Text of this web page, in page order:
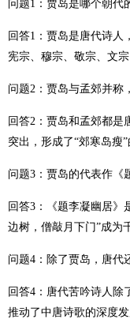
问题1：贾岛是哪个朝代
回答1：贾岛是唐代诗人
宪宗、穆宗、敬宗、文宗
问题2：贾岛与孟郊并称
回答2：贾岛和孟郊都是
突出，形成了“郊寒岛瘦”
问题3：贾岛的代表作《
回答3：《题李凝幽居》
边树，僧敲月下门”成为
问题4：除了贾岛，唐代
回答4：唐代苦吟诗人除
推动了中唐诗歌的深度发